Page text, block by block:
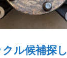
ル候補探し